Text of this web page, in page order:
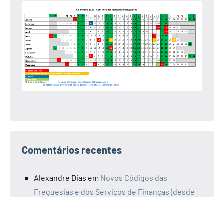
Comentários recentes
Alexandre Dias em Novos Códigos das
Freguesias e dos Serviços de Finanças (desde